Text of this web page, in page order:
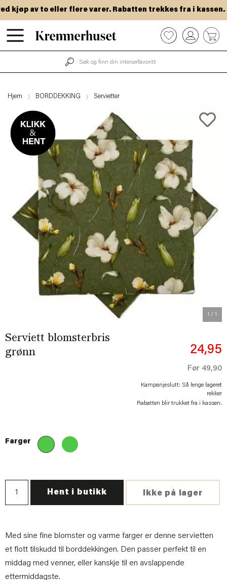
Hopp
til
kjøp av to eller flere varer. Rabatten trekkes fra i kassen.
0
Hjem BORDDEKKING Servietter
1 / 1
Serviett blomsterbris
grønn
24,95
Før 49,90
Kampanjeslutt: Så lenge lageret
rekker
Rabatten blir trukket fra i kassen.
Farger
Ikke på lager
Hent i butikk
Med sine fine blomster og varme farger er denne servietten
et flott tilskudd til borddekkingen. Den passer perfekt til en
middag med venner, eller kanskje til en avslappende
ettermiddagste.